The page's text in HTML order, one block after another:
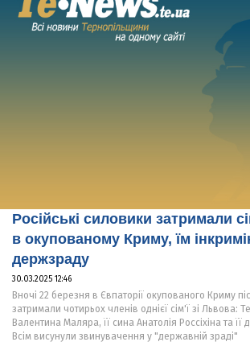
Російські силовики затримали
в окупованому Криму, їм
держзраду
30.03.2025 12:46
Вночі 22 березня в Євпаторії окупованого Криму
затримали чотирьох членів однієї сім'ї зі Львова:
Валентина Маляра, її сина Анатолія Россіхіна та її
Всім висунули звинувачення у "державній зраді"